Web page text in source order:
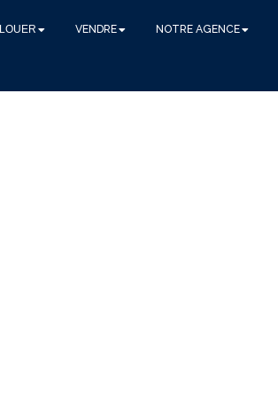
LOUER VENDRE NOTRE AGENCE